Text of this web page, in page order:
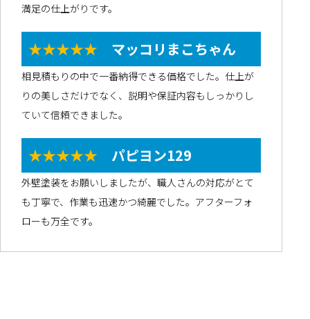
満足の仕上がりです。
★★★★★ マッコリまこちゃん
相見積もりの中で一番納得できる価格でした。仕上が
りの美しさだけでなく、説明や保証内容もしっかりし
ていて信頼できました。
★★★★★ パピヨン129
外壁塗装をお願いしましたが、職人さんの対応がとて
も丁寧で、作業も迅速かつ綺麗でした。アフターフォ
ローも万全です。